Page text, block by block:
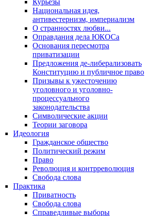
Курьезы
Национальная идея,
антивестернизм, империализм
О странностях любви...
Оправдания дела ЮКОСа
Основания пересмотра
приватизации
Предложения де-либерализовать
Конституцию и публичное право
Призывы к ужесточению
уголовного и уголовно-
процессуального
законодательства
Символические акции
Теории заговора
Идеология
Гражданское общество
Политический режим
Право
Революция и контрреволюция
Свобода слова
Практика
Приватность
Свобода слова
Справедливые выборы